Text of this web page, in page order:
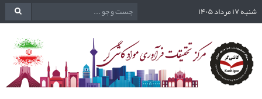
شنبه ۱۷ مرداد ۱۴۰۵